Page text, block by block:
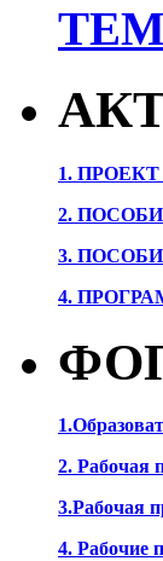
1. ПРОЕКТ
2.
3.
4.
2. Рабочая
3.Рабочая
4. Рабочие